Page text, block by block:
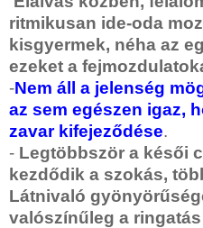
ritmikusan ide-oda
kisgyermek, néha az
ezeket a
-Nem áll a jelenség
az sem egészen igaz,
zavar kifejeződése.
- Legtöbbször a késői
kezdődik a szokás,
Látnivaló
valószínűleg a